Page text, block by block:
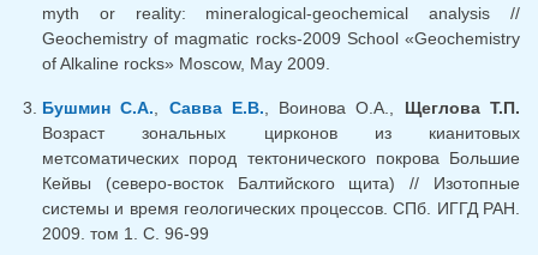
myth or reality: mineralogical-geochemical analysis //
Geochemistry of magmatic rocks-2009 School «Geochemistry
of Alkaline rocks» Moscow, May 2009.
Бушмин С.А., Савва Е.В., Воинова О.А., Щеглова Т.П.
Возраст зональных цирконов из кианитовых
метсоматических пород тектонического покрова Большие
Кейвы (северо-восток Балтийского щита) // Изотопные
системы и время геологических процессов. СПб. ИГГД РАН.
2009. том 1. С. 96-99